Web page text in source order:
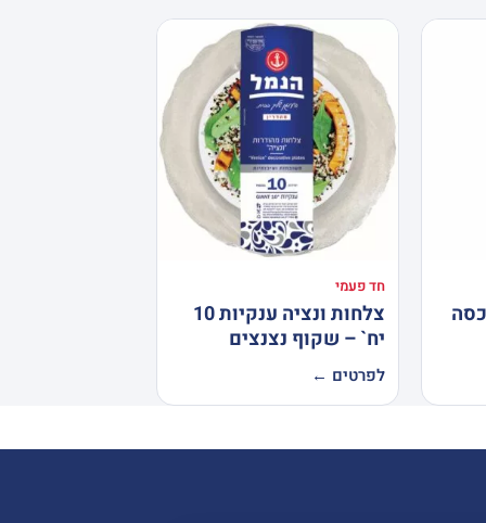
חד פעמי
צלחות ונציה ענקיות 10
יח` – שקוף נצנצים
לפרטים ←